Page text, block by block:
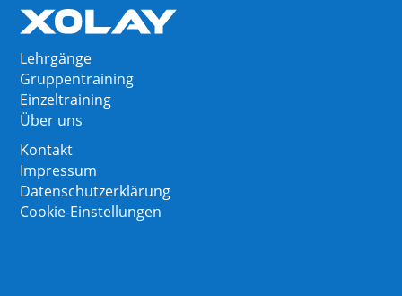
Lehrgänge
Gruppentraining
Einzeltraining
Über uns
Kontakt
Impressum
Datenschutzerklärung
Cookie-Einstellungen